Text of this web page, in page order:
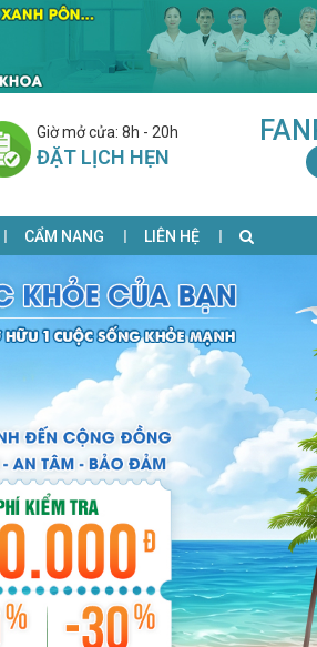
Giờ mở cửa: 8h - 20h
ĐẶT LỊCH HẸN
CẨM NANG LIÊN HỆ